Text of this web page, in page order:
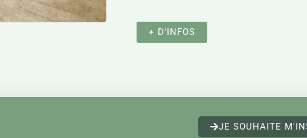
+ D'INFOS
JE SOUHAITE